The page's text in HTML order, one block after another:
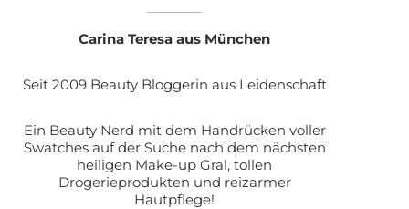
Carina Teresa aus München
Seit 2009 Beauty Bloggerin aus Leidenschaft
Ein Beauty Nerd mit dem Handrücken voller
Swatches auf der Suche nach dem nächsten
heiligen Make-up Gral, tollen
Drogerieprodukten und reizarmer
Hautpflege!